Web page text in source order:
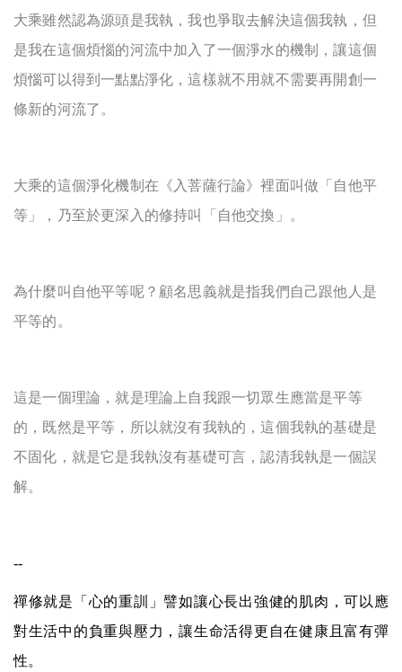
大乘雖然認為源頭是我執，我也爭取去解決這個我執，但
是我在這個煩惱的河流中加入了一個淨水的機制，讓這個
煩惱可以得到一點點淨化，這樣就不用就不需要再開創一
條新的河流了。
大乘的這個淨化機制在《入菩薩行論》裡面叫做「自他平
等」，乃至於更深入的修持叫「自他交換」。
為什麼叫自他平等呢？顧名思義就是指我們自己跟他人是
平等的。
這是一個理論，就是理論上自我跟一切眾生應當是平等
的，既然是平等，所以就沒有我執的，這個我執的基礎是
不固化，就是它是我執沒有基礎可言，認清我執是一個誤
解。
--
禪修就是「心的重訓」譬如讓心長出強健的肌肉，可以應
對生活中的負重與壓力，讓生命活得更自在健康且富有彈
性。